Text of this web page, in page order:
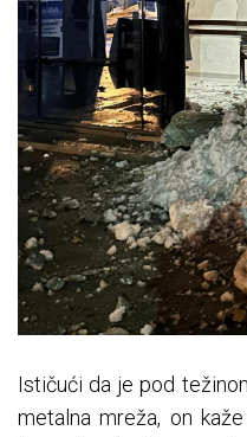
Ističući da je pod
metalna mreža, on